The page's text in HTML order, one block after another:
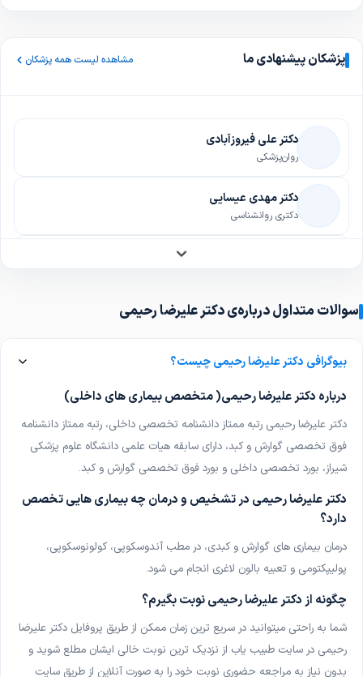
پزشکان پیشنهادی ما مشاهده لیست همه پزشکان
دکتر علی فیروزآبادی
روان‌پزشکی
دکتر مهدی عیسایی
دکتری روانشناسی
دکتر کرم قاسمی
دکتر سحر قربانی
پوست، مو و زیبایی
دکتر پیمان خوشنود
جراحی پلاستیک، ترمیمی و سوختگی
دکتر مهسا ایزدی
پزشک عمومی
دکتر افروز هنرور
پزشک عمومی
دکتر سامان رئیسی
پزشک عمومی
دکتر راضیه طوبی فرد
سوالات متداول درباره‌ی دکتر علیرضا رحیمی
بیوگرافی دکتر علیرضا رحیمی چیست؟
درباره دکتر علیرضا رحیمی( متخصص بیماری های داخلی)
دکتر علیرضا رحیمی رتبه ممتاز دانشنامه تخصصی داخلی، رتبه ممتاز دانشنامه
فوق تخصصی گوارش و کبد، دارای سابقه هیات علمی دانشگاه علوم پزشکی
شیراز، بورد تخصصی داخلی و بورد فوق تخصصی گوارش و کبد.
دکتر علیرضا رحیمی در تشخیص و درمان چه بیماری هایی تخصص
دارد؟
درمان بیماری های گوارش و کبدی، در مطب آندوسکوپی، کولونوسکوپی،
پولیپکتومی و تعبیه بالون لاغری انجام می شود.
چگونه از دکتر علیرضا رحیمی نوبت بگیرم؟
شما به راحتی میتوانید در سریع ترین زمان ممکن از طریق پروفایل دکتر علیرضا
رحیمی در سایت طبیب یاب از نزدیک ترین نوبت خالی ایشان مطلع شوید و
بدون نیاز به مراجعه حضوری نوبت خود را به صورت آنلاین از طریق سایت